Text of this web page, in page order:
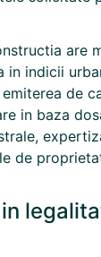
are
in indicii
de
in baza
de